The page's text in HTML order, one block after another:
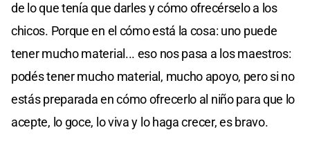
de lo que tenía que darles y cómo ofrecérselo a los
chicos. Porque en el cómo está la cosa: uno puede
tener mucho material... eso nos pasa a los maestros:
podés tener mucho material, mucho apoyo, pero si no
estás preparada en cómo ofrecerlo al niño para que lo
acepte, lo goce, lo viva y lo haga crecer, es bravo.